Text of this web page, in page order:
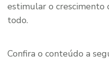
estimular o crescimento
todo.
Confira o conteúdo a